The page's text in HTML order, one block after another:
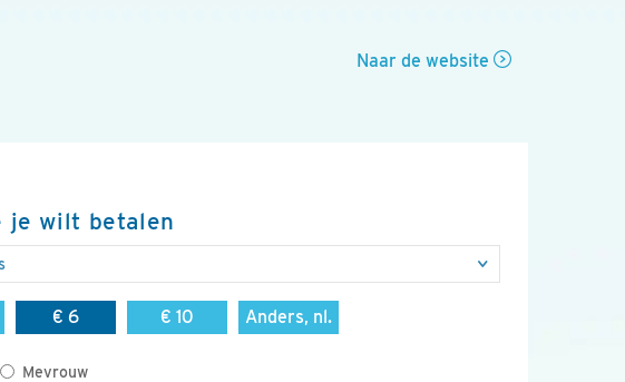
Naar de website
je wilt betalen
€ 6 € 10 Anders, nl.
Mevrouw